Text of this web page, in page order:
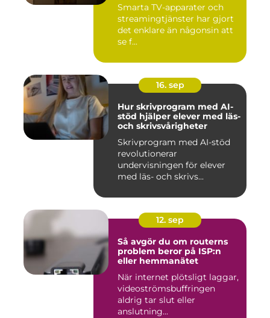
Smarta TV-apparater och
streamingtjänster har gjort
det enklare än någonsin att
se f...
16. sep
Hur skrivprogram med AI-
stöd hjälper elever med läs-
och skrivsvårigheter
Skrivprogram med AI-stöd
revolutionerar
undervisningen för elever
med läs- och skrivs...
12. sep
Så avgör du om routerns
problem beror på ISP:n
eller hemmanätet
När internet plötsligt laggar,
videoströmsbuffringen
aldrig tar slut eller
anslutning...